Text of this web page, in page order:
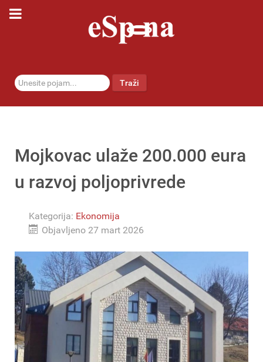
traži... Traži
Mojkovac ulaže 200.000 eura
u razvoj poljoprivrede
Kategorija: Ekonomija
Objavljeno 27 mart 2026